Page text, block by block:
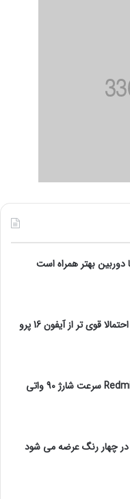
گلکسی اس 25 اولترا احتمالا قوی تر از آیفون 16 پرو
گوشی Redmi Note 14 Pro سرعت شارژ 90 واتی